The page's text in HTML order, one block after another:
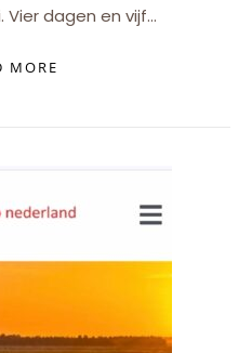
dagen en vijf…
MORE